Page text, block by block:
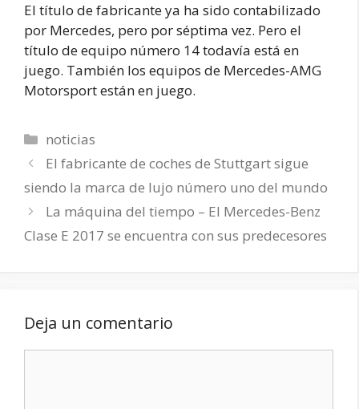
El título de fabricante ya ha sido contabilizado
por Mercedes, pero por séptima vez. Pero el
título de equipo número 14 todavía está en
juego. También los equipos de Mercedes-AMG
Motorsport están en juego.
Categorías
noticias
El fabricante de coches de Stuttgart sigue
siendo la marca de lujo número uno del mundo
La máquina del tiempo – El Mercedes-Benz
Clase E 2017 se encuentra con sus predecesores
Deja un comentario